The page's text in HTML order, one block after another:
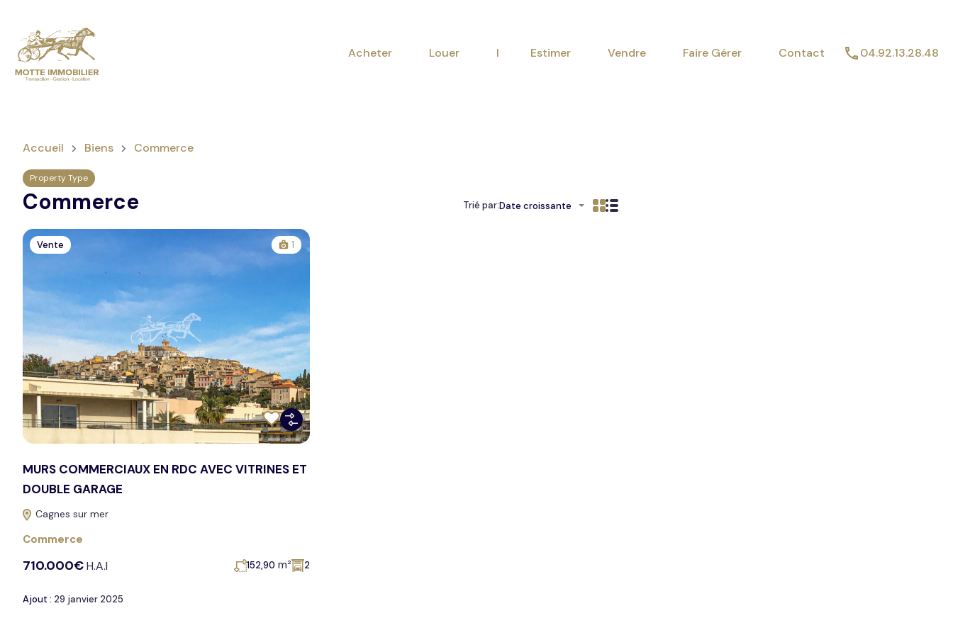
Acheter Louer I Estimer Vendre Faire Gérer Contact
Acheter Louer I Estimer Vendre Faire Gérer Contact 04.92.13.28.48
Accueil Biens Commerce
Property Type
Commerce Trié par:Date croissante
Vente 1
MURS COMMERCIAUX EN RDC AVEC VITRINES ET
DOUBLE GARAGE
Cagnes sur mer
Commerce
710.000€H.A.I 152,90 m² 2
Ajout : 29 janvier 2025